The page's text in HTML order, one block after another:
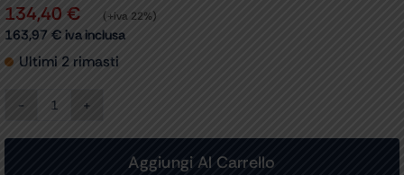
134,40 € (+iva 22%)
163,97 € iva inclusa
Ultimi 2 rimasti
BATTERIA
ion
Aggiungi Al Carrello